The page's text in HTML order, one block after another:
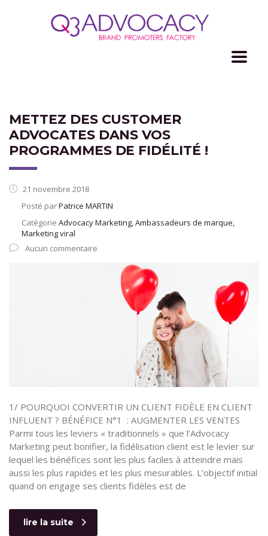
METTEZ DES CUSTOMER
ADVOCATES DANS VOS
PROGRAMMES DE FIDÉLITÉ !
21 novembre 2018
Posté parPatrice MARTIN
Catégorie Advocacy Marketing, Ambassadeurs de marque,
Marketing viral
Aucun commentaire
1/ POURQUOI CONVERTIR UN CLIENT FIDÈLE EN CLIENT
INFLUENT ? BÉNÉFICE N°1 : AUGMENTER LES VENTES
Parmi tous les leviers « traditionnels » que l’Advocacy
Marketing peut bonifier, la fidélisation client est le levier sur
lequel les bénéfices sont les plus faciles à atteindre mais
aussi les plus rapides et les plus mesurables. L’objectif initial
quand on engage ses clients fidèles est de
lire la suite